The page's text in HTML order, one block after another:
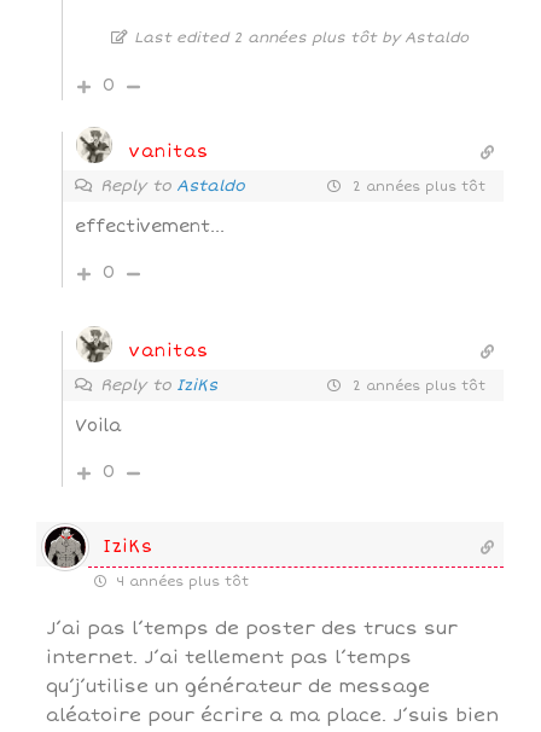
Last edited 2 années plus tôt by Astaldo
0
vanitas
Reply to Astaldo 2 années plus tôt
effectivement…
0
vanitas
Reply to IziKs 2 années plus tôt
Voila
0
IziKs
4 années plus tôt
J’ai pas l’temps de poster des trucs sur
internet. J’ai tellement pas l’temps
qu’j’utilise un générateur de message
aléatoire pour écrire a ma place. J’suis bien